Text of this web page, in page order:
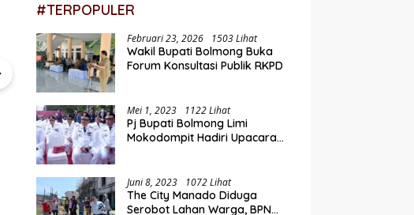
Bupati Yusra Alhabsyi Lantik 59
Pejabat, Rolling Jabatan
Keempat di Pemkab Bolmong
Gorontalo, Wawali Rendy
Dorong Inklusi Keuangan dan
Pembiayaan UMKM
#TERPOPULER
Februari 23, 2026 1503 Lihat
Wakil Bupati Bolmong Buka
Forum Konsultasi Publik RKPD
Mei 1, 2023 1122 Lihat
Pj Bupati Bolmong Limi
Mokodompit Hadiri Upacara
Juni 8, 2023 1072 Lihat
The City Manado Diduga
Serobot Lahan Warga, BPN